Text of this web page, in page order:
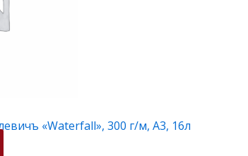
«Waterfall», 300 г/м, А3, 16л